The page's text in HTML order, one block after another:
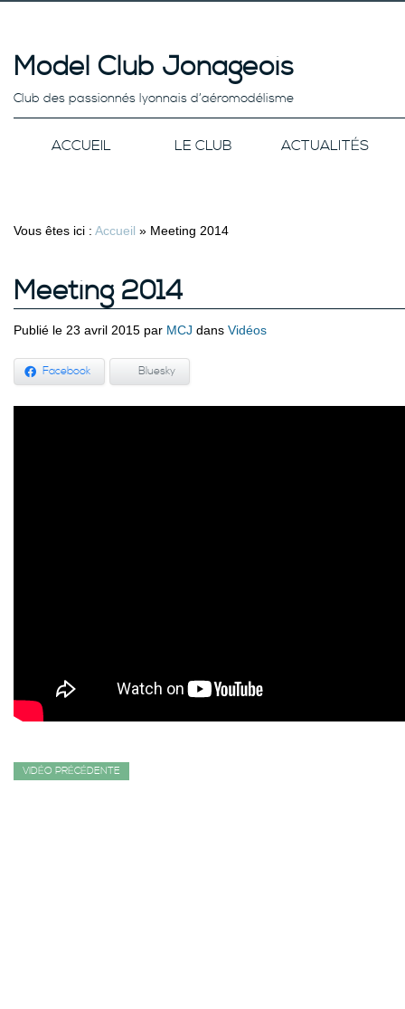
Model Club Jonageois
Club des passionnés lyonnais d’aéromodélisme
ACCUEIL LE CLUB ACTUALITÉS
Vous êtes ici : Accueil » Meeting 2014
Meeting 2014
Publié le 23 avril 2015 par MCJ dans Vidéos
Facebook Bluesky
VIDÉO PRÉCÉDENTE